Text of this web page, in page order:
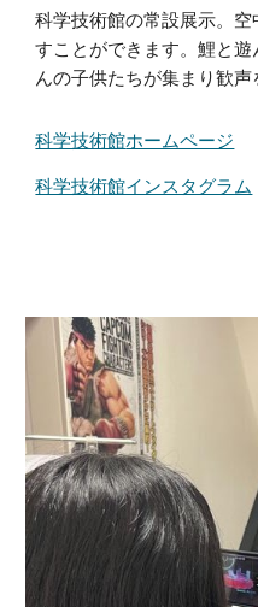
科学技術館の常設展示。
すことができます。鯉と
んの子供たちが集まり歓声
科学技術館ホームページ
科学技術館インスタグラム